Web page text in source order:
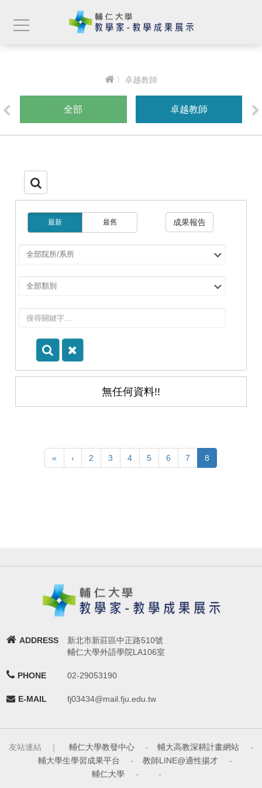
〉卓越教師
全部 卓越教師
最新 最舊 成果報告
選
所/
所
選
別
無任何資料!!
« ‹ 2 3 4 5 6 7 8
ADDRESS
新北市新莊區中正路510號
輔仁大學外語學院LA106室
PHONE 02-29053190
E-MAIL fj03434@mail.fju.edu.tw
友站連結 ｜ 輔仁大學教發中心 - 輔大高教深耕計畫網站
-
輔大學生學習成果平台
- 教師LINE@適性揚才
-
輔仁大學
- -